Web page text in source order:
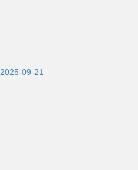
2025-09-21